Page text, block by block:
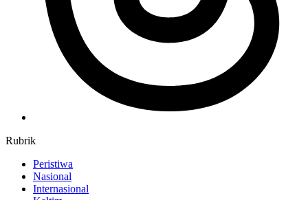
Rubrik
Peristiwa
Nasional
Internasional